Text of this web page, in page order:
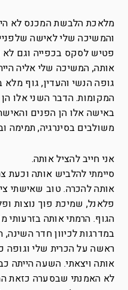
מלאכת הלבשת המכנס לא
והמשיכה שלי לאישה
פטיש לסקס בכפייה וגם
אותה, המשיכה שלי אליה
גופה הנשי והעדין, גוף
המקומות. הדבר השני אלו
באישה אלו הן הפנים
משולבים בסינרגיה, תמימה
אני חייב להציל אותה.
סיימתי להלביש אותה וכעת
אותה להכרה. טוב שאישתי
פלאנל, שמיכת פוך נוצות
הגוף. הרמתי אותה בזרעותי
במדרגות לכיוון חדר
ראשה על הכרית שלי וגופה
אותה ויצאתי. השעה הייתה
לא האמנתי שבסערה כזאת